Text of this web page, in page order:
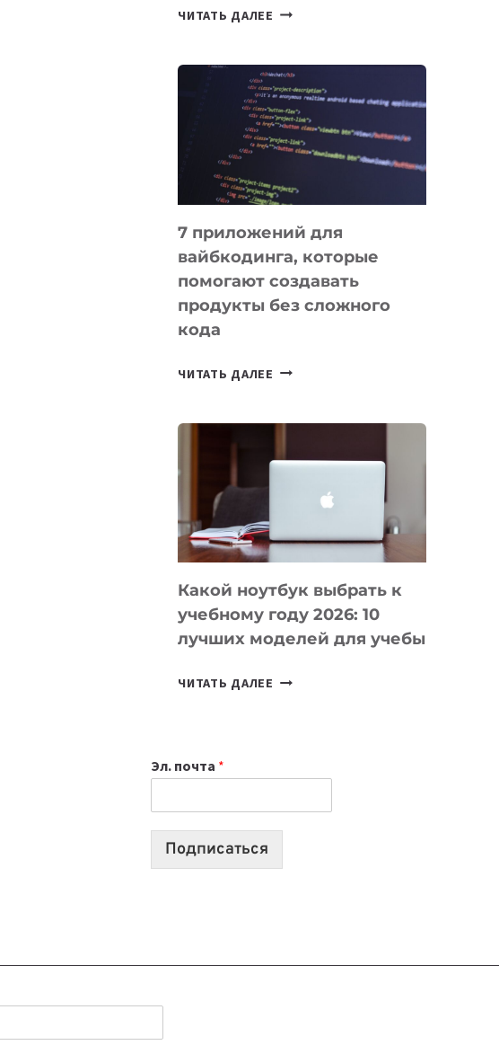
ЧИТАТЬ ДАЛЕЕ ТАСК-
ПОЛЕЗНЫХ
ИНСТРУМЕНТОВ
ДЛЯ
РАБОТЫ
7 приложений для
вайбкодинга, которые
помогают создавать
продукты без сложного
кода
ЧИТАТЬ ДАЛЕЕ
КОТОРЫЕ
СОЗДАВАТЬ
БЕЗ
КОДА
Какой ноутбук выбрать к
учебному году 2026: 10
лучших моделей для учебы
ЧИТАТЬ ДАЛЕЕ КАКОЙ
2026:
10
Эл. почта *
Подписаться